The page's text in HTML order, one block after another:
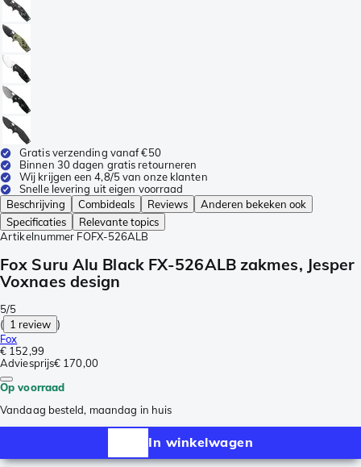
Gratis verzending vanaf €50
Binnen 30 dagen gratis retourneren
Wij krijgen een 4,8/5 van onze klanten
Snelle levering uit eigen voorraad
Beschrijving
Combideals Reviews
Anderen bekeken ook
Specificaties
Relevante topics
Artikelnummer FOFX-526ALB
Fox Suru Alu Black FX-526ALB zakmes, Jesper
Voxnaes design
5/5
( 1 review )
Fox
€ 152,99
Adviesprijs€ 170,00
Op voorraad
Vandaag besteld, maandag in huis
In winkelwagen